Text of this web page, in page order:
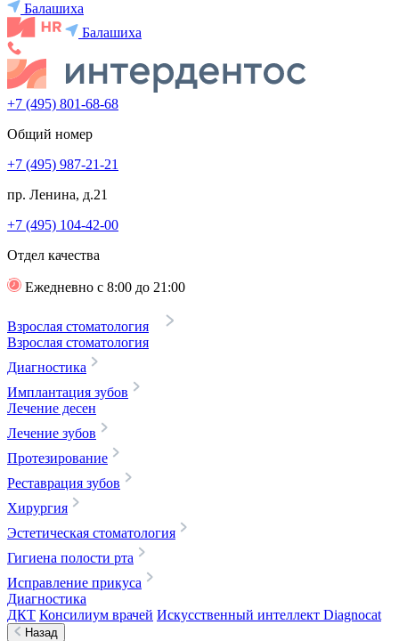
Балашиха
Балашиха
+7 (495) 801-68-68
Общий номер
+7 (495) 987-21-21
пр. Ленина, д.21
+7 (495) 104-42-00
Отдел качества
Ежедневно с 8:00 до 21:00
Взрослая стоматология
Взрослая стоматология
Диагностика
Имплантация зубов
Лечение десен
Лечение зубов
Протезирование
Реставрация зубов
Хирургия
Эстетическая стоматология
Гигиена полости рта
Исправление прикуса
Диагностика
ДКТ Консилиум врачей Искусственный интеллект Diagnocat
Назад